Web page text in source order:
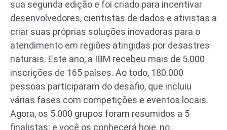
sua segunda edição e foi criado para incentivar
desenvolvedores, cientistas de dados e ativistas a
criar suas próprias soluções inovadoras para o
atendimento em regiões atingidas por desastres
naturais. Este ano, a IBM recebeu mais de 5.000
inscrições de 165 países. Ao todo, 180.000
pessoas participaram do desafio, que incluiu
várias fases com competições e eventos locais.
Agora, os 5.000 grupos foram resumidos a 5
finalistas; e você os conhecerá hoje, no